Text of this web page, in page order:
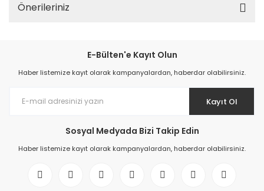
Önerileriniz
E-Bülten'e Kayıt Olun
Haber listemize kayıt olarak kampanyalardan, haberdar olabilirsiniz.
Kayıt Ol
Sosyal Medyada Bizi Takip Edin
Haber listemize kayıt olarak kampanyalardan, haberdar olabilirsiniz.